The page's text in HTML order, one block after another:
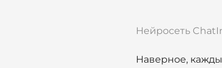
Нейросеть
Наверное,